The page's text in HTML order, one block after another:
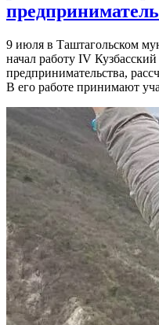
9 июля в Таштагольском
начал работу IV
предпринимательства,
В его работе принимают